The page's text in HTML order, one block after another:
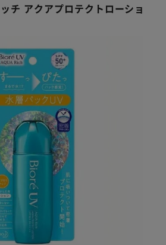
チ アクアプロテクトローショ